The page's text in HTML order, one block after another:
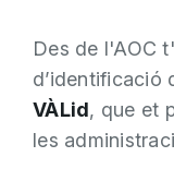
Des de l'AOC
d’identificació
VÀLid, que et
les